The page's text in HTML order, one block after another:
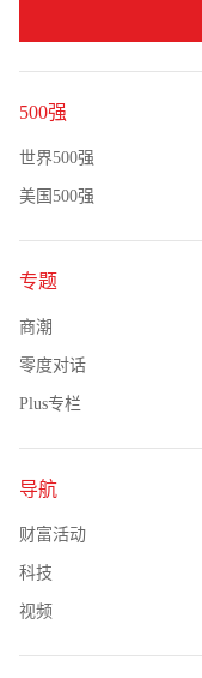
500强
世界500强
美国500强
专题
商潮
零度对话
Plus专栏
导航
财富活动
科技
视频